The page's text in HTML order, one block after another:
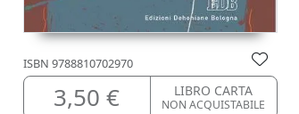
ISBN 9788810702970
3,50 € LIBRO CARTA
NON ACQUISTABILE